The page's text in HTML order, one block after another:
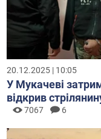
20.12.2025 | 10:05
У Мукачеві
відкрив
7067 6